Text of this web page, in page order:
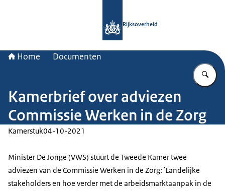
Rijksoverheid
Home Documenten
Kamerbrief over adviezen
Commissie Werken in de Zorg
Kamerstuk04-10-2021
Minister De Jonge (VWS) stuurt de Tweede Kamer twee
adviezen van de Commissie Werken in de Zorg: 'Landelijke
stakeholders en hoe verder met de arbeidsmarktaanpak in de